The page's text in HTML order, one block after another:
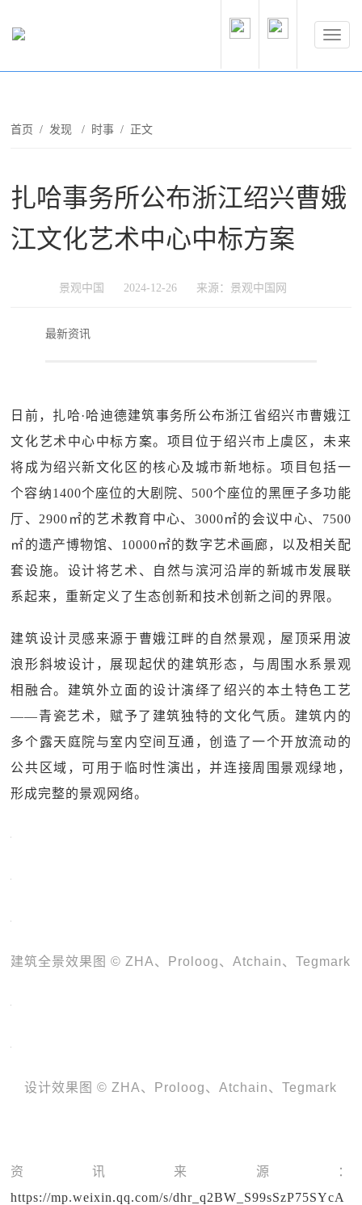
首页 /发现 / 时事 / 正文
扎哈事务所公布浙江绍兴曹娥
江文化艺术中心中标方案
景观中国 2024-12-26 来源：景观中国网
最新资讯
日前，扎哈·哈迪德建筑事务所公布浙江省绍兴市曹娥江
文化艺术中心中标方案。项目位于绍兴市上虞区，未来
将成为绍兴新文化区的核心及城市新地标。项目包括一
个容纳1400个座位的大剧院、500个座位的黑匣子多功能
厅、2900㎡的艺术教育中心、3000㎡的会议中心、7500
㎡的遗产博物馆、10000㎡的数字艺术画廊，以及相关配
套设施。设计将艺术、自然与滨河沿岸的新城市发展联
系起来，重新定义了生态创新和技术创新之间的界限。
建筑设计灵感来源于曹娥江畔的自然景观，屋顶采用波
浪形斜坡设计，展现起伏的建筑形态，与周围水系景观
相融合。建筑外立面的设计演绎了绍兴的本土特色工艺
——青瓷艺术，赋予了建筑独特的文化气质。建筑内的
多个露天庭院与室内空间互通，创造了一个开放流动的
公共区域，可用于临时性演出，并连接周围景观绿地，
形成完整的景观网络。
建筑全景效果图 © ZHA、Proloog、Atchain、Tegmark
设计效果图 © ZHA、Proloog、Atchain、Tegmark
资讯来源：
https://mp.weixin.qq.com/s/dhr_q2BW_S99sSzP75SYcA